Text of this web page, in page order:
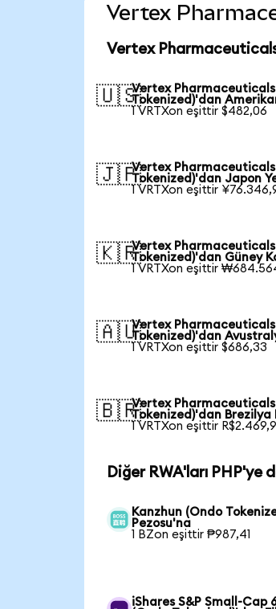
Vertex
Vertex
🇺🇸Vertex
Tokenized)'dan
1 VRTXon eşittir $482,06
🇯🇵Vertex
Tokenized)'dan Japon
1 VRTXon eşittir
🇰🇷Vertex
Tokenized)'dan Güney
1 VRTXon eşittir
🇦🇺Vertex
Tokenized)'dan
1 VRTXon eşittir $686,33
🇧🇷Vertex
Tokenized)'dan Brezilya
1 VRTXon eşittir
Diğer RWA'ları PHP'ye
Kanzhun (Ondo
Pezosu'na
1 BZon eşittir ₱987,41
iShares S&P Small-Cap